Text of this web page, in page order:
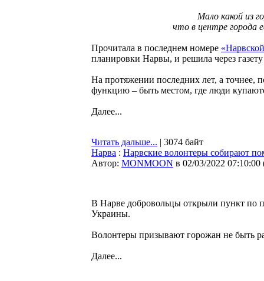
Мало какой из
что в центре города
Прочитала в последнем номере
планировки Нарвы, и решила через
На протяжении последних лет, а точнее,
функцию – быть местом, где люди
Далее...
Читать дальше... | 3074 байт
Нарва : Нарвские волонтеры собирают
Автор: MONMOON в 02/03/2022 07:10:00
В Нарве добровольцы открыли пункт по
Украины.
Волонтеры призывают горожан не быть
Далее...